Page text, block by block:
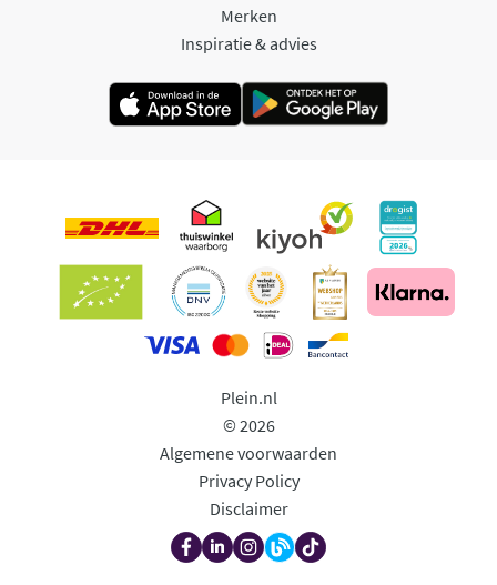
Merken
Inspiratie & advies
Plein.nl
© 2026
Algemene voorwaarden
Privacy Policy
Disclaimer